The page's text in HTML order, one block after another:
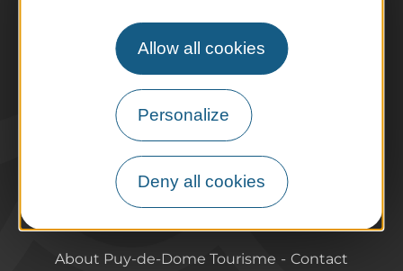
Allow all cookies
Personalize
Deny all cookies
How do I get there?
Pro / Partners
Who are we?
Pro & press area
Labels & Qualifications
About Puy-de-Dome Tourisme Contact